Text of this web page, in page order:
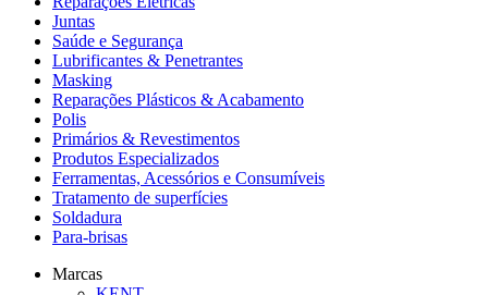
Juntas
Saúde e Segurança
Lubrificantes & Penetrantes
Masking
Reparações Plásticos & Acabamento
Polis
Primários & Revestimentos
Produtos Especializados
Ferramentas, Acessórios e Consumíveis
Tratamento de superfícies
Soldadura
Para-brisas
Marcas